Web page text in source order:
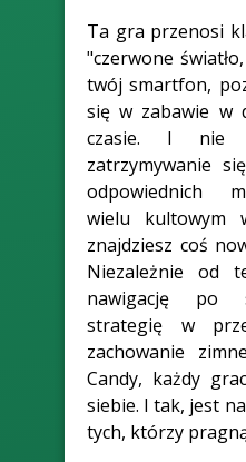
Ta gra przenosi
"czerwone
twój smartfon,
się w zabawie w
czasie. I nie
zatrzymywanie
odpowiednich
wielu kultowym
znajdziesz coś
Niezależnie od
nawigację po
strategię w
zachowanie
Candy, każdy
siebie. I tak, jest
tych, którzy